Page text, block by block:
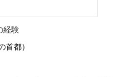
経験
都）